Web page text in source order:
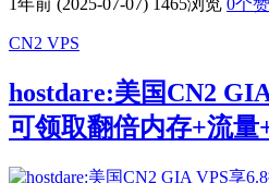
CN2 VPS
hostdare:美国CN2
可领取翻倍内存+流量